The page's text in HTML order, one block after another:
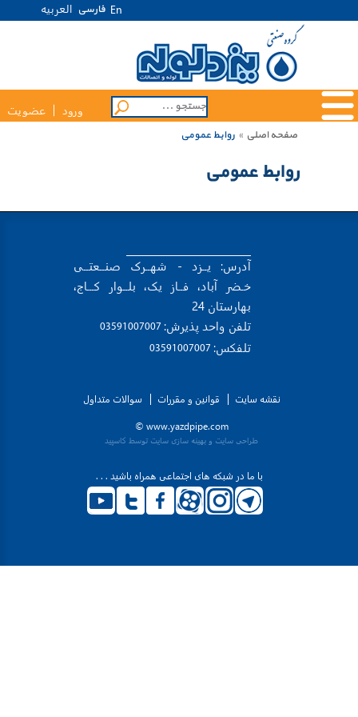
En فارسی العربیه
ورود عضویت
صفحه اصلی » روابط عمومی
روابط عمومی
آدرس: یــزد - شهــرک صنــعتــی
خـضر آباد، فــاز یک، بلــوار کـــاج،
بهارستان 24
تلفن واحد پذیرش:
تلفکس:
نقشه سایت قوانین و مقررات سوالات متداول
www.yazdpipe.com ©
طراحی سایت و بهینه سازی سایت توسط کاسپید
با ما در شبکه های اجتماعی همراه باشید . . .